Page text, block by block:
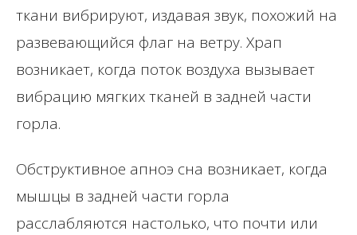
ткани вибрируют, издавая звук, похожий на
развевающийся флаг на ветру. Храп
возникает, когда поток воздуха вызывает
вибрацию мягких тканей в задней части
горла.
Обструктивное апноэ сна возникает, когда
мышцы в задней части горла
расслабляются настолько, что почти или